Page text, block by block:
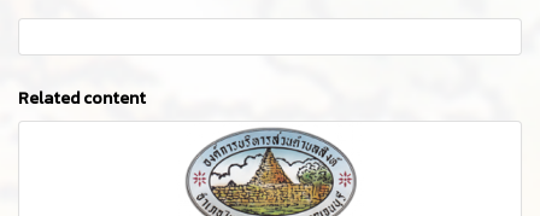
Related content